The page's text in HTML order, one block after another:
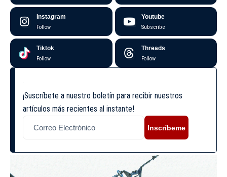
Instagram
Follow
Youtube
Subscribe
Tiktok
Follow
Threads
Follow
¡Suscríbete a nuestro boletín para recibir nuestros
artículos más recientes al instante!
Inscríbeme